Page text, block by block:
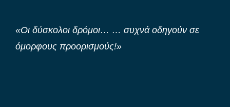
«Οι δύσκολοι δρόμοι… … συχνά οδηγούν σε
όμορφους προορισμούς!»